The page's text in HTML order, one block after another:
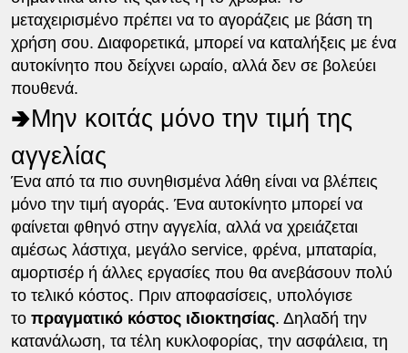
μεταχειρισμένο πρέπει να το αγοράζεις με βάση τη
χρήση σου. Διαφορετικά, μπορεί να καταλήξεις με ένα
αυτοκίνητο που δείχνει ωραίο, αλλά δεν σε βολεύει
πουθενά.
🢂Μην κοιτάς μόνο την τιμή της
αγγελίας
Ένα από τα πιο συνηθισμένα λάθη είναι να βλέπεις
μόνο την τιμή αγοράς. Ένα αυτοκίνητο μπορεί να
φαίνεται φθηνό στην αγγελία, αλλά να χρειάζεται
αμέσως λάστιχα, μεγάλο service, φρένα, μπαταρία,
αμορτισέρ ή άλλες εργασίες που θα ανεβάσουν πολύ
το τελικό κόστος. Πριν αποφασίσεις, υπολόγισε
το πραγματικό κόστος ιδιοκτησίας. Δηλαδή την
κατανάλωση, τα τέλη κυκλοφορίας, την ασφάλεια, τη